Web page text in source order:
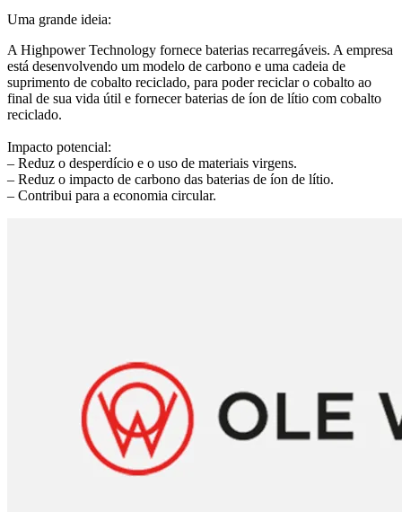
Uma grande ideia:
A Highpower Technology fornece baterias recarregáveis. A empresa
está desenvolvendo um modelo de carbono e uma cadeia de
suprimento de cobalto reciclado, para poder reciclar o cobalto ao
final de sua vida útil e fornecer baterias de íon de lítio com cobalto
reciclado.
Impacto potencial:
– Reduz o desperdício e o uso de materiais virgens.
– Reduz o impacto de carbono das baterias de íon de lítio.
– Contribui para a economia circular.